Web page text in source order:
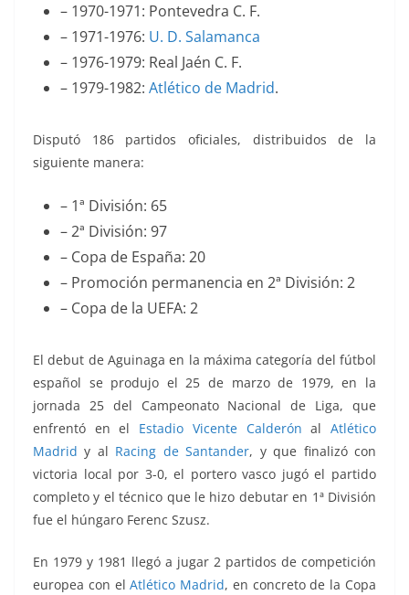
– 1970-1971: Pontevedra C. F.
– 1971-1976: U. D. Salamanca
– 1976-1979: Real Jaén C. F.
– 1979-1982: Atlético de Madrid.
Disputó 186 partidos oficiales, distribuidos de la
siguiente manera:
– 1ª División: 65
– 2ª División: 97
– Copa de España: 20
– Promoción permanencia en 2ª División: 2
– Copa de la UEFA: 2
El debut de Aguinaga en la máxima categoría del fútbol
español se produjo el 25 de marzo de 1979, en la
jornada 25 del Campeonato Nacional de Liga, que
enfrentó en el Estadio Vicente Calderón alAtlético
Madrid y al Racing de Santander, y que finalizó con
victoria local por 3-0, el portero vasco jugó el partido
completo y el técnico que le hizo debutar en 1ª División
fue el húngaro Ferenc Szusz.
En 1979 y 1981 llegó a jugar 2 partidos de competición
europea con elAtlético Madrid, en concreto de la Copa